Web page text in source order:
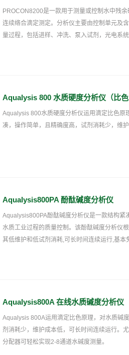
PROCON8200是一款用于测量或控制水中残
连续络合滴定测定。分析仪主要由控制单元及
量过程，包括进样、冲洗、泵入试剂，光电系
Aqualysis 800 水质硬度分析仪（比色
Aqualysis 800水质硬度分析仪运用滴定比色原
凑，操作简单，且精确度高，试剂消耗少，维
Aqualysis800PA 酚酞碱度分析仪
Aqualysis800PA酚酞碱度分析仪是一款结构紧
水质工业过程的质量控制。该酚酞碱度分析仪
其低维护和低试剂消耗,可长时间连续运行,基
Aqualysis800A 在线水质碱度分析仪
Aqualysis 800A运用滴定比色原理，对水质碱
剂消耗少，维护成本低，可长时间连续运行。
分配器可轻松实现2-8通道水碱度测量。